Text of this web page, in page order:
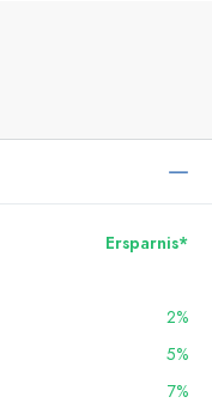
Ersparnis*
2%
5%
7%